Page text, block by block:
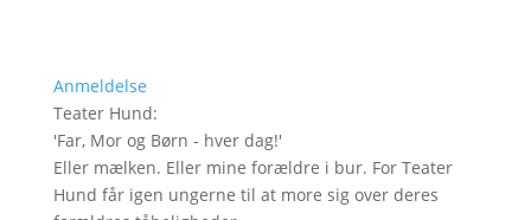
Anmeldelse
Teater Hund:
'Far, Mor og Børn - hver dag!'
Eller mælken. Eller mine forældre i bur. For Teater
Hund får igen ungerne til at more sig over deres